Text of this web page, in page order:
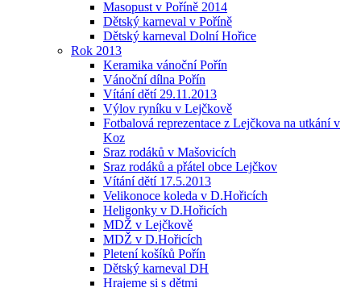
Masopust v Poříně 2014
Dětský karneval v Poříně
Dětský karneval Dolní Hořice
Rok 2013
Keramika vánoční Pořín
Vánoční dílna Pořín
Vítání dětí 29.11.2013
Výlov ryníku v Lejčkově
Fotbalová reprezentace z Lejčkova na utkání v
Koz
Sraz rodáků v Mašovicích
Sraz rodáků a přátel obce Lejčkov
Vítání dětí 17.5.2013
Velikonoce koleda v D.Hořicích
Heligonky v D.Hořicích
MDŽ v Lejčkově
MDŽ v D.Hořicích
Pletení košíků Pořín
Dětský karneval DH
Hrajeme si s dětmi